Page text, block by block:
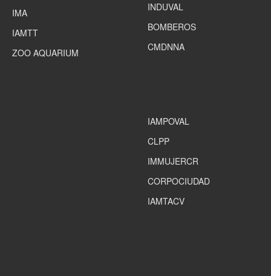
IMA
IAMTT
ZOO AQUARIUM
INDUVAL
BOMBEROS
CMDNNA
IAMPOVAL
CLPP
IMMUJERCR
CORPOCIUDAD
IAMTACV